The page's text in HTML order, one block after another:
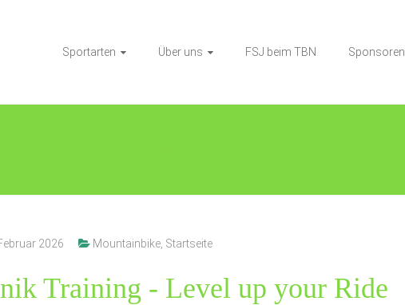
Sportarten Über uns FSJ beim TBN Sponsoren
2026 Mountainbike, Startseite
Training - Level up your Ride